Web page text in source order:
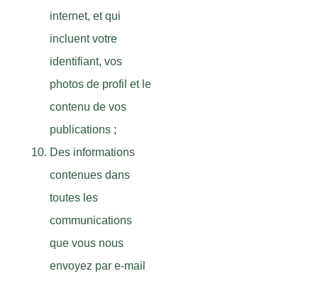
internet, et qui
incluent votre
identifiant, vos
photos de profil et le
contenu de vos
publications ;
Des informations
contenues dans
toutes les
communications
que vous nous
envoyez par e-mail